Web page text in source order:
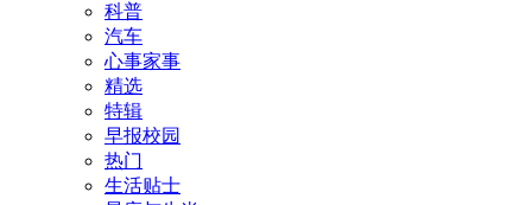
科普
汽车
心事家事
精选
特辑
早报校园
热门
生活贴士